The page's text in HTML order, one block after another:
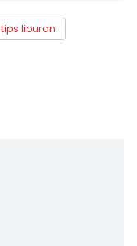
tips liburan